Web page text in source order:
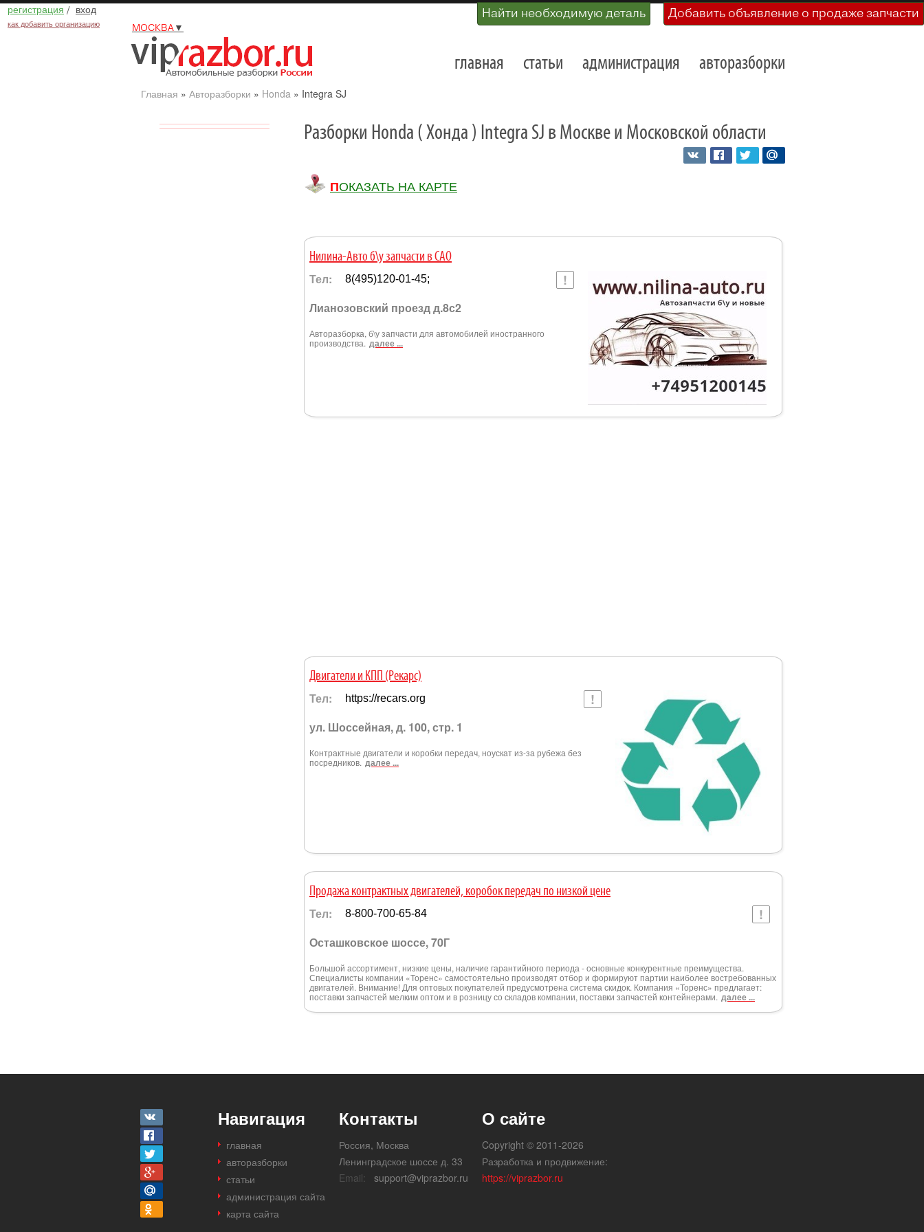
регистрация / вход
как добавить организацию
Найти необходимую деталь Добавить объявление о продаже запчасти
МОСКВА▼
главная статьи администрация авторазборки
Главная » Авторазборки » Honda» Integra SJ
Разборки Honda ( Хонда ) Integra SJ в Москве и Московской области
ПОКАЗАТЬ НА КАРТЕ
Нилина-Авто б\у запчасти в САО
Тел: 8(495)120-01-45;
Лианозовский проезд д.8с2
Авторазборка, б\у запчасти для автомобилей иностранного
производства. далее ...
Двигатели и КПП (Рекарс)
Тел: https://recars.org
ул. Шоссейная, д. 100, стр. 1
Контрактные двигатели и коробки передач, ноускат из-за рубежа без
посредников. далее ...
Продажа контрактных двигателей, коробок передач по низкой цене
Тел: 8-800-700-65-84
Осташковское шоссе, 70Г
Большой ассортимент, низкие цены, наличие гарантийного периода - основные конкурентные преимущества.
Специалисты компании «Торенс» самостоятельно производят отбор и формируют партии наиболее востребованных
двигателей. Внимание! Для оптовых покупателей предусмотрена система скидок. Компания «Торенс» предлагает:
поставки запчастей мелким оптом и в розницу со складов компании, поставки запчастей контейнерами. далее ...
Навигация
главная
авторазборки
статьи
администрация сайта
карта сайта
Контакты
Россия, Москва
Ленинградское шоссе д. 33
Email:
support@viprazbor.ru
О сайте
Copyright © 2011-2026
Разработка и продвижение:
https://viprazbor.ru